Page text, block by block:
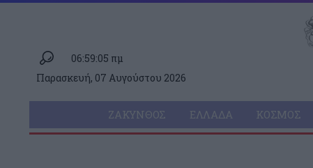
06:59:05 πμ
Παρασκευή, 07 Αυγούστου 2026
ΖΆΚΥΝΘΟΣ ΕΛΛΆΔΑ ΚΌΣΜΟΣ